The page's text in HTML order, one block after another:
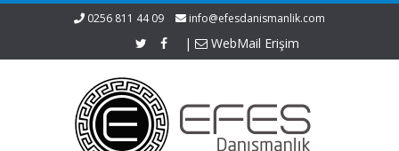
0256 811 44 09 info@efesdanismanlik.com
| WebMail Erişim